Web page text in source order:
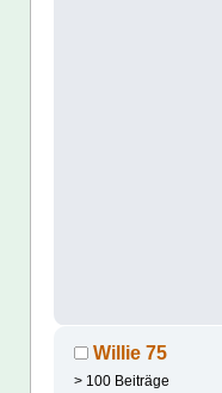
Willie 75
> 100 Beiträge